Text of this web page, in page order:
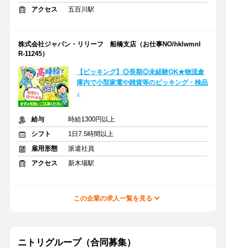
アクセス
五百川駅
株式会社ジャパン・リリーフ 船橋支店（お仕事NO/hklwmnl
R-11245）
【ピッキング】◎長期◎未経験OK★物流倉
庫内で小型家電や雑貨等のピッキング・検品
♪
給与
時給1300円以上
シフト
1日7.5時間以上
雇用形態
派遣社員
アクセス
新木場駅
この企業の求人一覧を見る
ニトリグループ（合同募集）